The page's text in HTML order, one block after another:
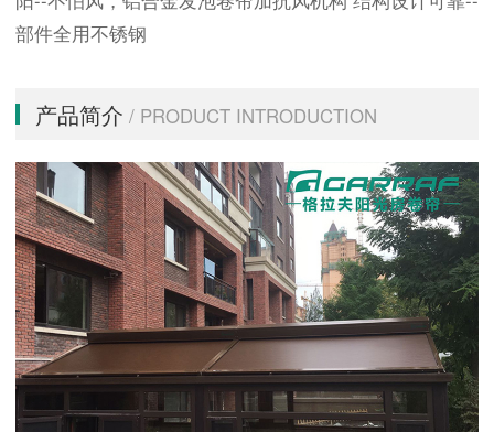
部件全用不锈钢
产品简介/ PRODUCT INTRODUCTION